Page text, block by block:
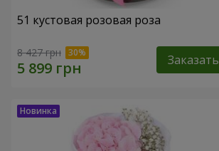
51 кустовая розовая роза
8 427 грн Заказать